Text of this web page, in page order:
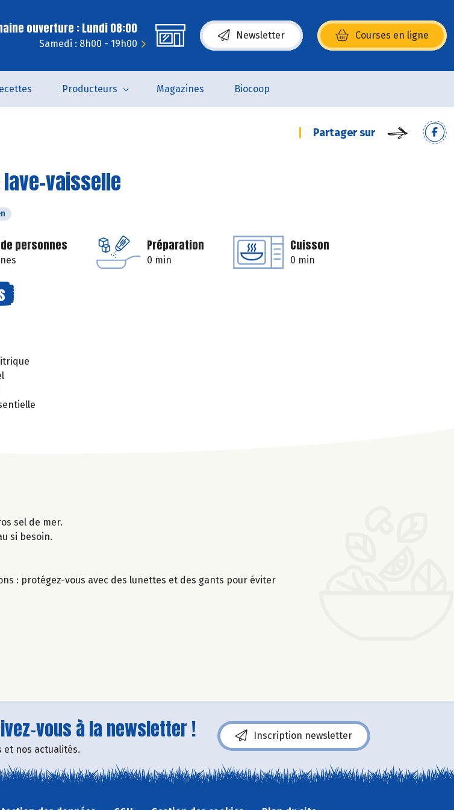
ouverture : Lundi 08:00
Samedi : 8h00 - 19h00
Newsletter Courses en ligne
(s’ouvre dans une nouvelle fenêtre)
Producteurs Magazines Biocoop
Partager sur
vaisselle
personnes Préparation
0 min
Cuisson
0 min
sel de mer.
si besoin.
: protégez-vous avec des lunettes et des gants pour éviter
vous à la newsletter !
et nos actualités.
Inscription newsletter